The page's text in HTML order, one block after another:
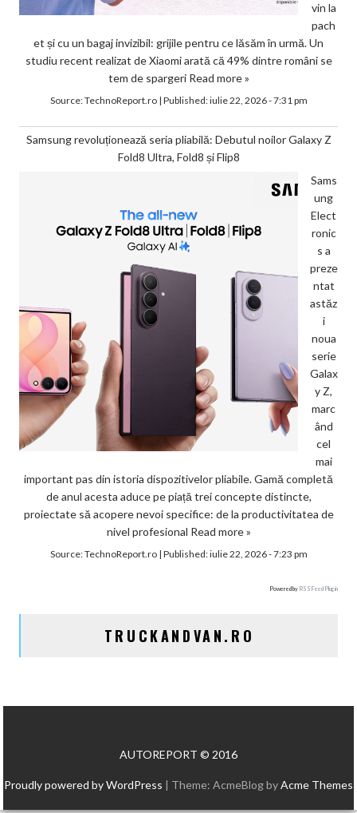
vin la
pach
et și cu un bagaj invizibil: grijile pentru ce lăsăm în urmă. Un
studiu recent realizat de Xiaomi arată că 49% dintre români se
tem de spargeri Read more »
Source:TechnoReport.ro| Published:iulie 22, 2026 - 7:31 pm
Samsung revoluționează seria pliabilă: Debutul noilor Galaxy Z
Fold8 Ultra, Fold8 și Flip8
Sams
ung
Elect
ronic
s a
preze
ntat
astăz
i
noua
serie
Galax
y Z,
marc
ând
cel
mai
important pas din istoria dispozitivelor pliabile. Gamă completă
de anul acesta aduce pe piață trei concepte distincte,
proiectate să acopere nevoi specifice: de la productivitatea de
nivel profesional Read more »
Source:TechnoReport.ro| Published:iulie 22, 2026 - 7:23 pm
Powered by RSS Feed Plugin
TRUCKANDVAN.RO
AUTOREPORT © 2016
Proudly powered by WordPress | Theme: AcmeBlog byAcme Themes